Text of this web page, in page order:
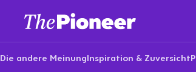
Die andere MeinungInspiration & Zuversicht